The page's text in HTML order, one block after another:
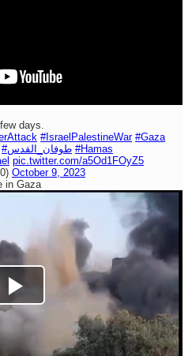
days.
#IsraelPalestineWar #Gaza
#طوفان_القدس #Hamas
pic.twitter.com/a5Od1FOyZ5
October 9, 2023
in Gaza